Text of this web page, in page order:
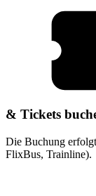
& Tickets
Die Buchung
FlixBus, Trainline).